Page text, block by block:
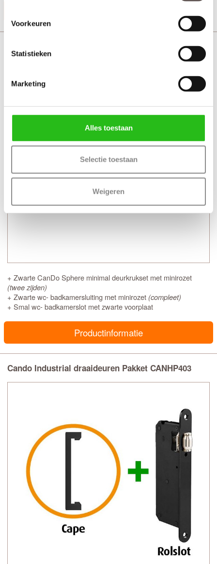
Voorkeuren
Statistieken
Marketing
Alles toestaan
Selectie toestaan
Weigeren
Cando Industrial draaideuren Pakket CANHP303
+ Zwarte CanDo Sphere minimal deurkrukset met minirozet
(twee zijden)
+ Zwarte wc- badkamersluiting met minirozet (compleet)
+ Smal wc- badkamerslot met zwarte voorplaat
Productinformatie
Cando Industrial draaideuren Pakket CANHP403